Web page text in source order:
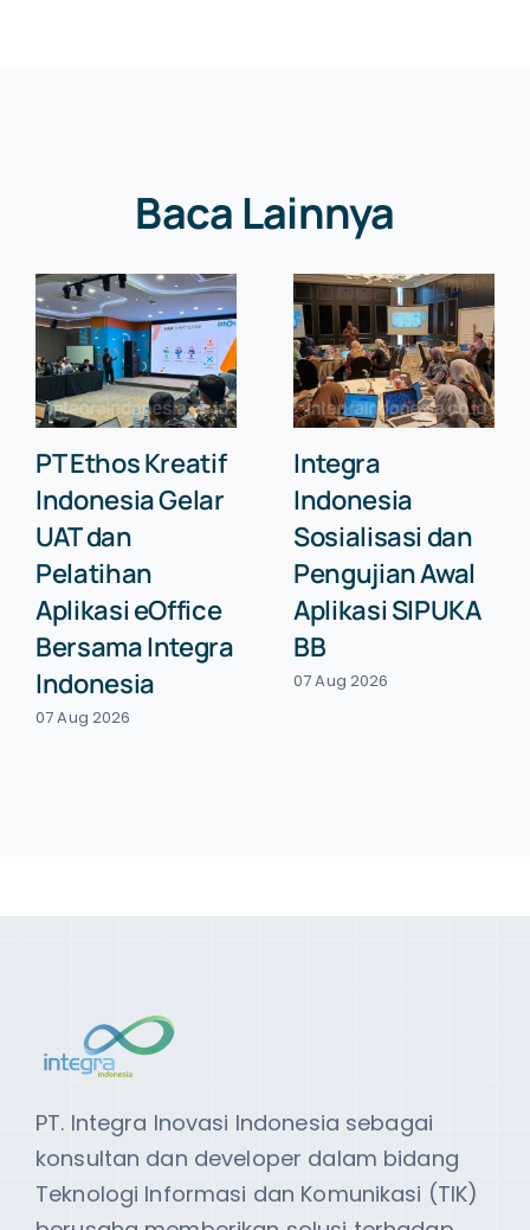
Baca Lainnya
PT Ethos Kreatif
Indonesia Gelar
UAT dan
Pelatihan
Aplikasi eOffice
Bersama Integra
Indonesia
07 Aug 2026
Integra
Indonesia
Sosialisasi dan
Pengujian Awal
Aplikasi SIPUKA
BB
07 Aug 2026
PT. Integra Inovasi Indonesia sebagai
konsultan dan developer dalam bidang
Teknologi Informasi dan Komunikasi (TIK)